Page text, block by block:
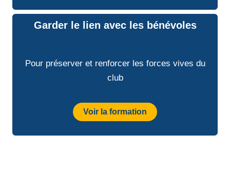
Garder le lien avec les bénévoles
Pour préserver et renforcer les forces vives du
club
Voir la formation